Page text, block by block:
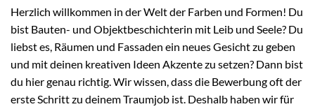
Herzlich willkommen in der Welt der Farben und Formen! Du
bist Bauten- und Objektbeschichterin mit Leib und Seele? Du
liebst es, Räumen und Fassaden ein neues Gesicht zu geben
und mit deinen kreativen Ideen Akzente zu setzen? Dann bist
du hier genau richtig. Wir wissen, dass die Bewerbung oft der
erste Schritt zu deinem Traumjob ist. Deshalb haben wir für